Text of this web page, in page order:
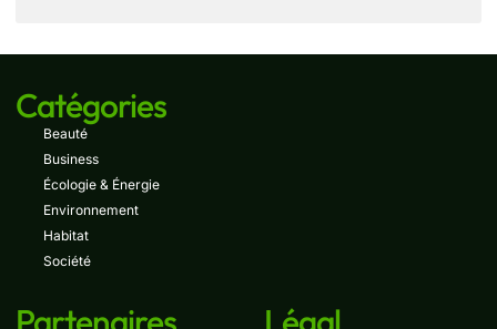
Catégories
Beauté
Business
Écologie & Énergie
Environnement
Habitat
Société